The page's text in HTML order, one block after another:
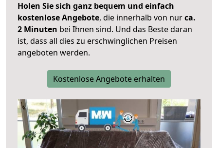
Holen Sie sich ganz bequem und einfach
kostenlose Angebote, die innerhalb von nurca.
2 Minuten bei Ihnen sind. Und das Beste daran
ist, dass all dies zu erschwinglichen Preisen
angeboten werden.
Kostenlose Angebote erhalten